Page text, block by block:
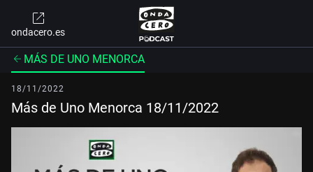
ondacero.es
MÁS DE UNO MENORCA
18/11/2022
Más de Uno Menorca 18/11/2022